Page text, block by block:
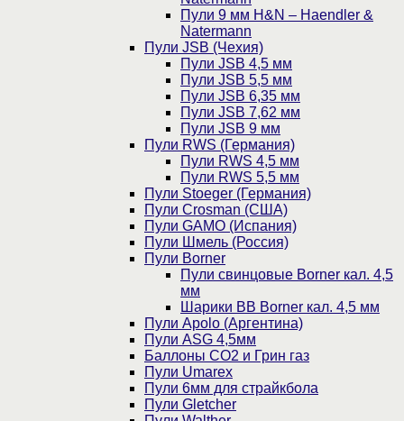
Пули 9 мм H&N – Haendler &
Natermann
Пули JSB (Чехия)
Пули JSB 4,5 мм
Пули JSB 5,5 мм
Пули JSB 6,35 мм
Пули JSB 7,62 мм
Пули JSB 9 мм
Пули RWS (Германия)
Пули RWS 4,5 мм
Пули RWS 5,5 мм
Пули Stoeger (Германия)
Пули Crosman (США)
Пули GAMO (Испания)
Пули Шмель (Россия)
Пули Borner
Пули свинцовые Borner кал. 4,5
мм
Шарики BB Borner кал. 4,5 мм
Пули Apolo (Аргентина)
Пули ASG 4,5мм
Баллоны CO2 и Грин газ
Пули Umarex
Пули 6мм для страйкбола
Пули Gletcher